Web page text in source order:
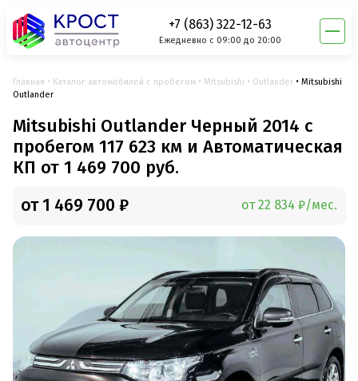
+7 (863) 322-12-63
Ежедневно с 09:00 до 20:00
Главная Каталог автомобилей с пробегом Mitsubishi Outlander
Mitsubishi
Outlander
Mitsubishi Outlander Черный 2014 с
пробегом 117 623 км и Автоматическая
КП от 1 469 700 руб.
от 1 469 700 ₽ от 22 834 ₽/мес.